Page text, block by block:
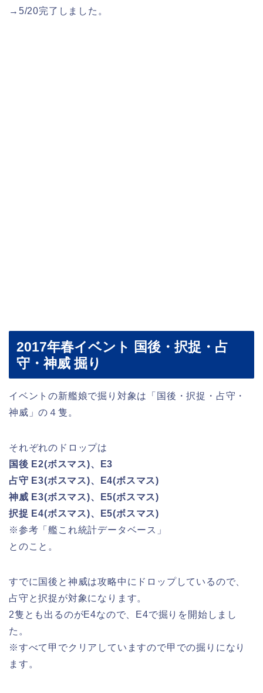
→5/20完了しました。
2017年春イベント 国後・択捉・占
守・神威 掘り
イベントの新艦娘で掘り対象は「国後・択捉・占守・
神威」の４隻。
それぞれのドロップは
国後 E2(ボスマス)、E3
占守 E3(ボスマス)、E4(ボスマス)
神威 E3(ボスマス)、E5(ボスマス)
択捉 E4(ボスマス)、E5(ボスマス)
※参考「艦これ統計データベース」
とのこと。
すでに国後と神威は攻略中にドロップしているので、
占守と択捉が対象になります。
2隻とも出るのがE4なので、E4で掘りを開始しまし
た。
※すべて甲でクリアしていますので甲での掘りになり
ます。